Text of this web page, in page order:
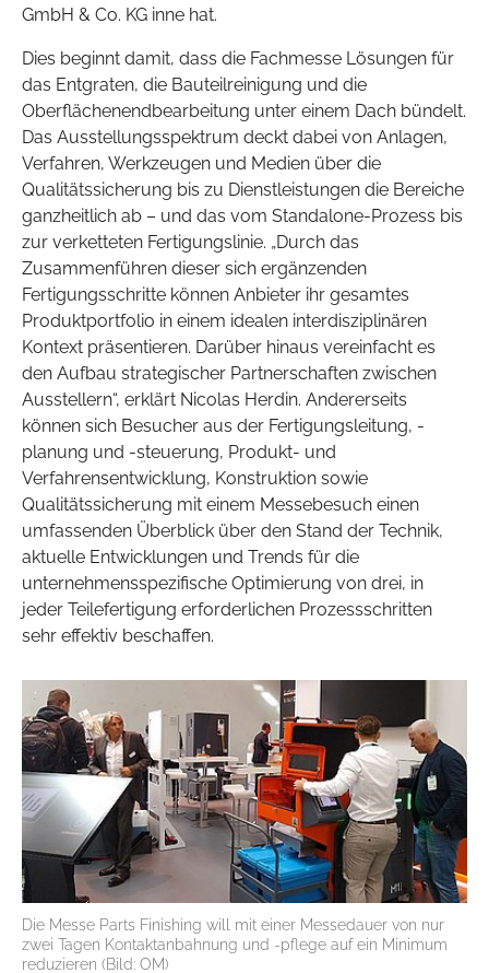
GmbH & Co. KG inne hat.
Dies beginnt damit, dass die Fachmesse Lösungen für
das Entgraten, die Bauteilreinigung und die
Oberflächenendbearbeitung unter einem Dach bündelt.
Das Ausstellungsspektrum deckt dabei von Anlagen,
Verfahren, Werkzeugen und Medien über die
Qualitätssicherung bis zu Dienstleistungen die Bereiche
ganzheitlich ab – und das vom Standalone-Prozess bis
zur verketteten Fertigungslinie. „Durch das
Zusammenführen dieser sich ergänzenden
Fertigungsschritte können Anbieter ihr gesamtes
Produktportfolio in einem idealen interdisziplinären
Kontext präsentieren. Darüber hinaus vereinfacht es
den Aufbau strategischer Partnerschaften zwischen
Ausstellern“, erklärt Nicolas Herdin. Andererseits
können sich Besucher aus der Fertigungsleitung, -
planung und -steuerung, Produkt- und
Verfahrensentwicklung, Konstruktion sowie
Qualitätssicherung mit einem Messebesuch einen
umfassenden Überblick über den Stand der Technik,
aktuelle Entwicklungen und Trends für die
unternehmensspezifische Optimierung von drei, in
jeder Teilefertigung erforderlichen Prozessschritten
sehr effektiv beschaffen.
Die Messe Parts Finishing will mit einer Messedauer von nur
zwei Tagen Kontaktanbahnung und -pflege auf ein Minimum
reduzieren (Bild: OM)